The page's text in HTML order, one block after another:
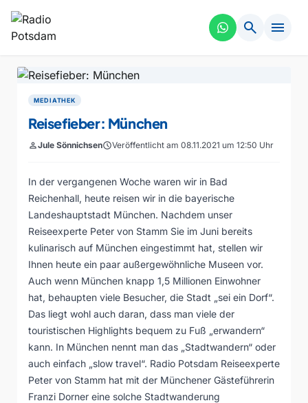
search menu
MEDIATHEK
Reisefieber: München
personJule SönnichsenscheduleVeröffentlicht am 08.11.2021 um 12:50 Uhr
In der vergangenen Woche waren wir in Bad
Reichenhall, heute reisen wir in die bayerische
Landeshauptstadt München. Nachdem unser
Reiseexperte Peter von Stamm Sie im Juni bereits
kulinarisch auf München eingestimmt hat, stellen wir
Ihnen heute ein paar außergewöhnliche Museen vor.
Auch wenn München knapp 1,5 Millionen Einwohner
hat, behaupten viele Besucher, die Stadt „sei ein Dorf“.
Das liegt wohl auch daran, dass man viele der
touristischen Highlights bequem zu Fuß „erwandern“
kann. In München nennt man das „Stadtwandern“ oder
auch einfach „slow travel“. Radio Potsdam Reiseexperte
Peter von Stamm hat mit der Münchener Gästeführerin
Franzi Dorner eine solche Stadtwanderung